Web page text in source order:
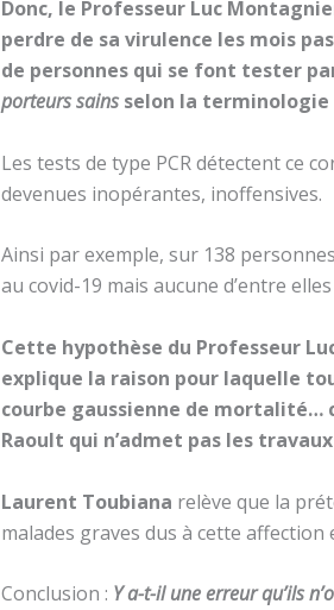
Donc, le Professeur Luc
perdre de sa virulence les mois
de personnes qui se font tester
porteurs sains selon la terminologie
Les tests de type PCR détectent ce
devenues inopérantes, inoffensives.
Ainsi par exemple, sur 138
au covid-19 mais aucune d’entre
Cette hypothèse du Professeur
explique la raison pour laquelle
courbe gaussienne de mortalité…
Raoult qui n’admet pas les
Laurent Toubiana relève que la
malades graves dus à cette affection
Conclusion : Y a-t-il une erreur qu’ils